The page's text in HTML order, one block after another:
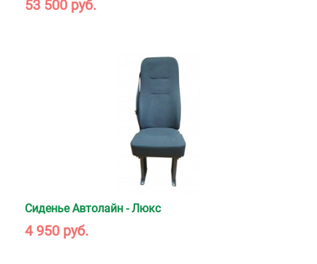
53 500 руб.
Сиденье Автолайн - Люкс
4 950 руб.